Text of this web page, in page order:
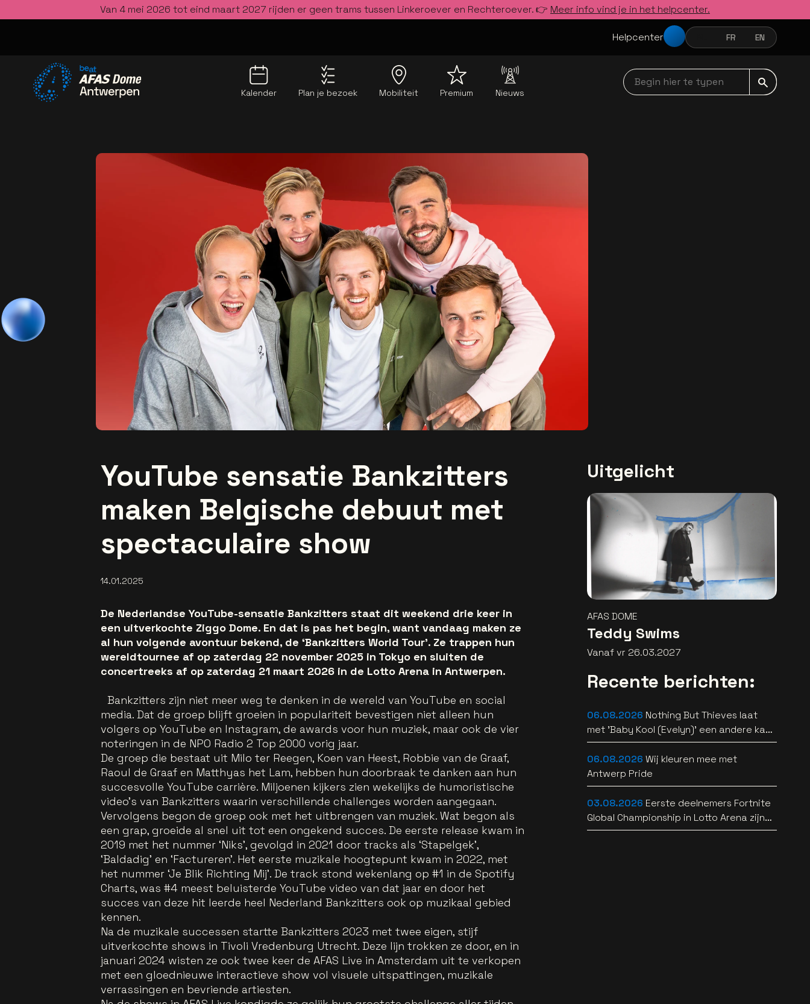
Van 4 mei 2026 tot eind maart 2027 rijden er geen trams tussen Linkeroever en Rechteroever. 👉 Meer info vind je in het helpcenter.
Helpcenter NEDERLANDSFRANÇAIS
FR ENGLISH
EN
Kalender Plan je bezoek Mobiliteit Premium Nieuws
Begin hier te typen navbar
YouTube sensatie Bankzitters
maken Belgische debuut met
spectaculaire show
14.01.2025
De Nederlandse YouTube-sensatie Bankzitters staat dit weekend drie keer in
een uitverkochte Ziggo Dome. En dat is pas het begin, want vandaag maken ze
al hun volgende avontuur bekend, de ‘Bankzitters World Tour’. Ze trappen hun
wereldtournee af op zaterdag 22 november 2025 in Tokyo en sluiten de
concertreeks af op zaterdag 21 maart 2026 in de Lotto Arena in Antwerpen.
Bankzitters zijn niet meer weg te denken in de wereld van YouTube en social
media. Dat de groep blijft groeien in populariteit bevestigen niet alleen hun
volgers op YouTube en Instagram, de awards voor hun muziek, maar ook de vier
noteringen in de NPO Radio 2 Top 2000 vorig jaar.
De groep die bestaat uit Milo ter Reegen, Koen van Heest, Robbie van de Graaf,
Raoul de Graaf en Matthyas het Lam, hebben hun doorbraak te danken aan hun
succesvolle YouTube carrière. Miljoenen kijkers zien wekelijks de humoristische
video’s van Bankzitters waarin verschillende challenges worden aangegaan.
Vervolgens begon de groep ook met het uitbrengen van muziek. Wat begon als
een grap, groeide al snel uit tot een ongekend succes. De eerste release kwam in
2019 met het nummer ‘Niks’, gevolgd in 2021 door tracks als ‘Stapelgek’,
‘Baldadig’ en ‘Factureren’. Het eerste muzikale hoogtepunt kwam in 2022, met
het nummer ‘Je Blik Richting Mij’. De track stond wekenlang op #1 in de Spotify
Charts, was #4 meest beluisterde YouTube video van dat jaar en door het
succes van deze hit leerde heel Nederland Bankzitters ook op muzikaal gebied
kennen.
Na de muzikale successen startte Bankzitters 2023 met twee eigen, stijf
uitverkochte shows in Tivoli Vredenburg Utrecht. Deze lijn trokken ze door, en in
januari 2024 wisten ze ook twee keer de AFAS Live in Amsterdam uit te verkopen
met een gloednieuwe interactieve show vol visuele uitspattingen, muzikale
verrassingen en bevriende artiesten.
Uitgelicht
AFAS DOME
Teddy Swims
Vanaf vr 26.03.2027
Recente berichten:
06.08.2026 Nothing But Thieves laat
met 'Baby Kool (Evelyn)' een andere kant
van zich horen [video]
06.08.2026 Wij kleuren mee met
Antwerp Pride
03.08.2026 Eerste deelnemers Fortnite
Global Championship in Lotto Arena zijn
bekend